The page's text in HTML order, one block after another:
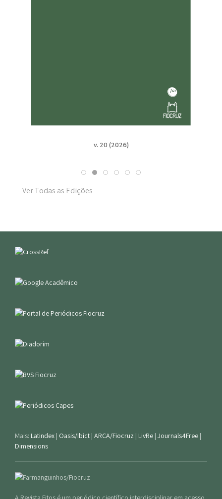
v. 20 (2026)
Ver Todas as Edições
Mais: Latindex | Oasis/Ibict | ARCA/Fiocruz | LivRe | Journals4Free |
Dimensions